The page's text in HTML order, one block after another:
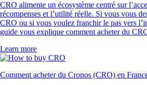
CRO alimente un écosystème centré sur
récompenses et l’utilité réelle. Si vous vous
CRO ou si vous voulez franchir le pas vers
guide vous explique comment acheter du
Learn more
Comment acheter du Cronos (CRO) en